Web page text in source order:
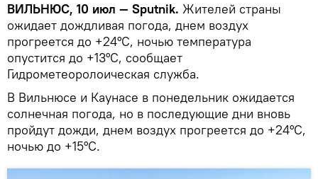
ВИЛЬНЮС, 10 июл — Sputnik. Жителей страны
ожидает дождливая погода, днем воздух
прогреется до +24°С, ночью температура
опустится до +13°С, сообщает
Гидрометеоролоическая служба.
В Вильнюсе и Каунасе в понедельник ожидается
солнечная погода, но в последующие дни вновь
пройдут дожди, днем воздух прогреется до +24°С,
ночью до +15°С.